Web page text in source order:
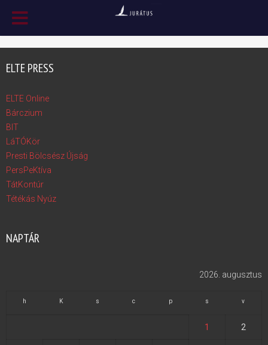
ELTE PRESS
ELTE Online
Bárczium
BIT
LáTÓKör
Presti Bölcsész Újság
PersPeKtíva
TátKontúr
Tétékás Nyúz
NAPTÁR
2026. augusztus
h K s c p s v
1 2